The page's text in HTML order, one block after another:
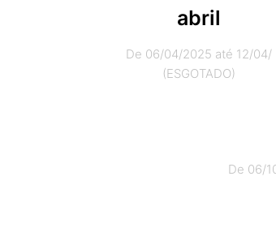
abril
De 06/04/2025 até 12/04/
(ESGOTADO)
De 06/